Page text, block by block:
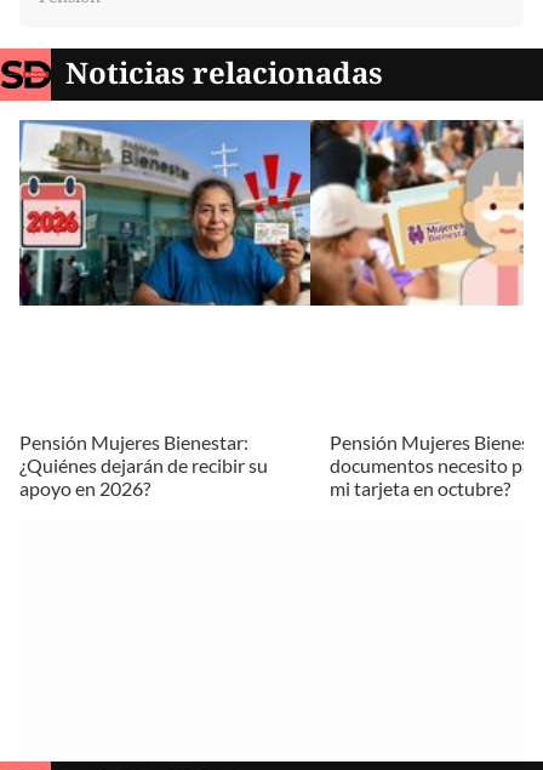
Noticias relacionadas
Pensión Mujeres Bienestar:
¿Quiénes dejarán de recibir su
apoyo en 2026?
Pensión Mujeres
documentos necesito
mi tarjeta en octubre?